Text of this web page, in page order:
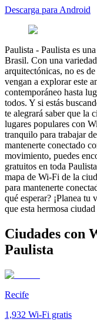
Descarga para Android
Paulista - Paulista es
Brasil. Con una
arquitectónicas, no es
vengan a explorar este
contemporáneo hasta
todos. Y si estás
te alegrará saber que la
lugares populares con
tranquilo para trabajar
mantenerte conectado
movimiento, puedes
gratuitos en toda
mapa de Wi-Fi de la
para mantenerte
qué esperar? ¡Planea
que esta hermosa
Ciudades con
Paulista
Recife
1,932 Wi-Fi gratis